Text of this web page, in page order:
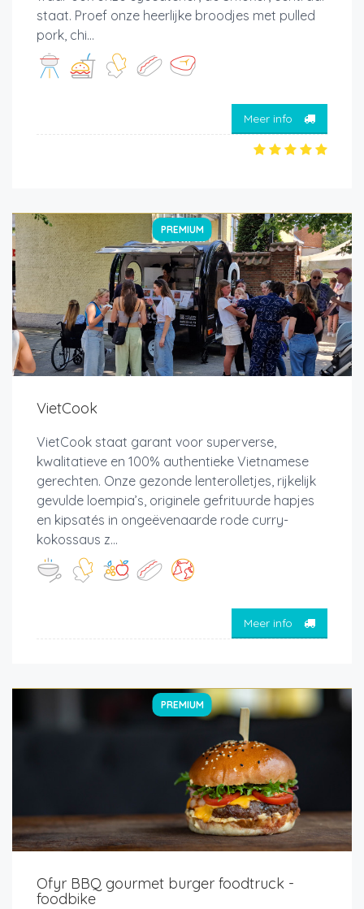
staat. Proef onze heerlijke broodjes met pulled
pork, chi...
Meer info
PREMIUM
VietCook
VietCook staat garant voor superverse,
kwalitatieve en 100% authentieke Vietnamese
gerechten. Onze gezonde lenterolletjes, rijkelijk
gevulde loempia’s, originele gefrituurde hapjes
en kipsatés in ongeëvenaarde rode curry-
kokossaus z...
Meer info
PREMIUM
Ofyr BBQ gourmet burger foodtruck -
foodbike